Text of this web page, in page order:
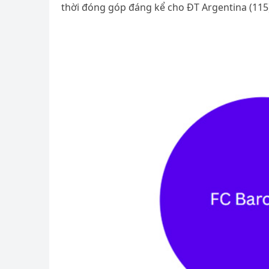
thời đóng góp đáng kể cho ĐT Argentina